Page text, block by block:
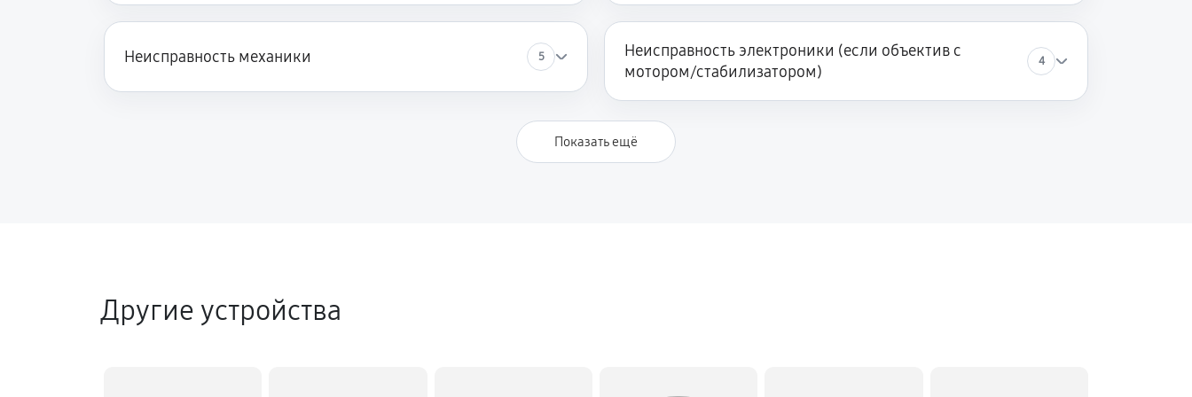
Неисправность механики 5
Неисправность электроники (если объектив с
мотором/стабилизатором)
4
Показать ещё
Другие устройства